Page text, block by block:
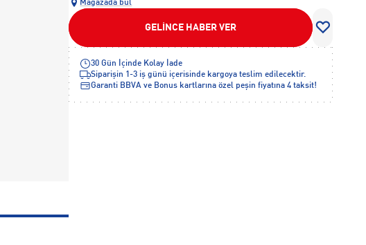
Mağazada bul
GELİNCE HABER VER
30 Gün İçinde Kolay İade
Siparişin 1-3 iş günü içerisinde kargoya teslim edilecektir.
Garanti BBVA ve Bonus kartlarına özel peşin fiyatına 4 taksit!